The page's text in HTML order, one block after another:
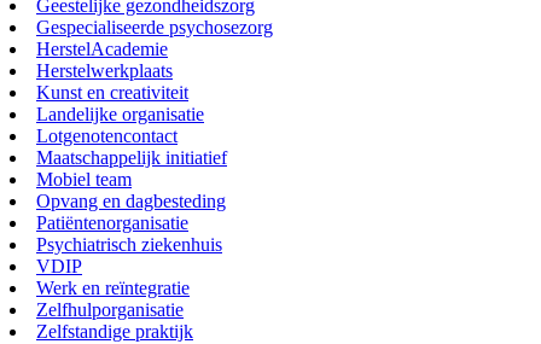
Geestelijke gezondheidszorg
Gespecialiseerde psychosezorg
HerstelAcademie
Herstelwerkplaats
Kunst en creativiteit
Landelijke organisatie
Lotgenotencontact
Maatschappelijk initiatief
Mobiel team
Opvang en dagbesteding
Patiëntenorganisatie
Psychiatrisch ziekenhuis
VDIP
Werk en reïntegratie
Zelfhulporganisatie
Zelfstandige praktijk